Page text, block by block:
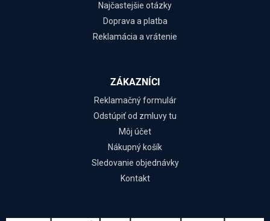
Najčastejšie otázky
Doprava a platba
Reklamácia a vrátenie
ZÁKAZNÍCI
Reklamačný formulár
Odstúpiť od zmluvy tu
Môj účet
Nákupný košík
Sledovanie objednávky
Kontakt